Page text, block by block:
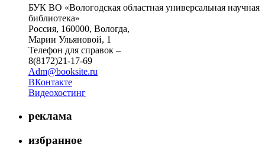
БУК ВО «Вологодская областная универсальная научная
библиотека»
Россия, 160000, Вологда,
Марии Ульяновой, 1
Телефон для справок –
8(8172)21-17-69
Adm@booksite.ru
ВКонтакте
Видеохостинг
реклама
избранное